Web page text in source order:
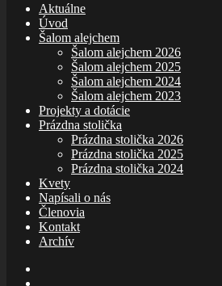
Aktuálne
Úvod
Šalom alejchem
Šalom alejchem 2026
Šalom alejchem 2025
Šalom alejchem 2024
Šalom alejchem 2023
Projekty a dotácie
Prázdna stolička
Prázdna stolička 2026
Prázdna stolička 2025
Prázdna stolička 2024
Kvety
Napísali o nás
Členovia
Kontakt
Archív